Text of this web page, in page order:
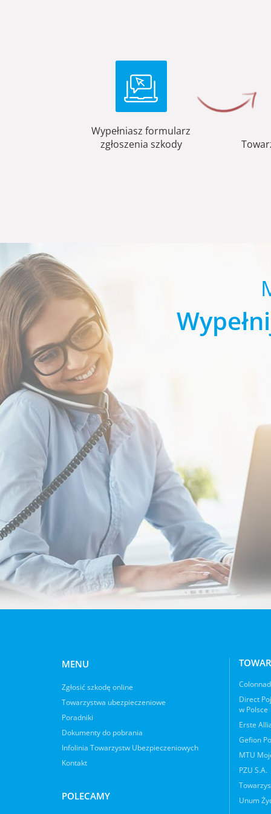
Wypełniasz formularz
zgłoszenia szkody
MENU
Zgłosić szkodę online
Towarzystwa ubezpieczeniowe
Poradniki
Dokumenty do pobrania
Infolinia Towarzystw Ubezpieczeniowych
Kontakt
POLECAMY
Direct
w Polsce
Erste
Gefion
MTU
PZU S.A.
Unum